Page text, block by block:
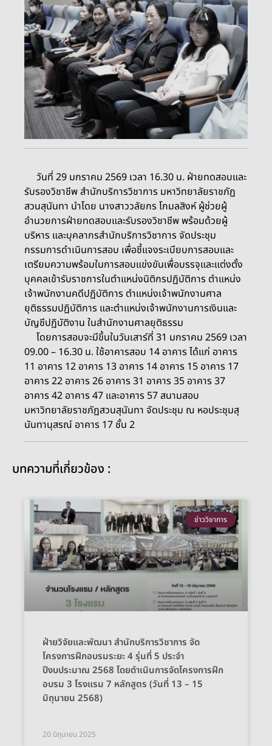
วันที่ 29 มกราคม 2569 เวลา 16.30 น. ฝ่ายทดสอบและ
รับรองวิชาชีพ สำนักบริการวิชาการ มหาวิทยาลัยราชภัฏ
สวนสุนันทา นำโดย นางสาววลัยกร โกมลสิงห์ ผู้ช่วยผู้
อำนวยการฝ่ายทดสอบและรับรองวิชาชีพ พร้อมด้วยผู้
บริหาร และบุคลากรสำนักบริการวิชาการ จัดประชุม
กรรมการดำเนินการสอบ เพื่อชี้แจงระเบียบการสอบและ
เตรียมความพร้อมในการสอบแข่งขันเพื่อบรรจุและแต่งตั้ง
บุคคลเข้ารับราชการในตำแหน่งนิติกรปฏิบัติการ ตำแหน่ง
เจ้าพนักงานคดีปฏิบัติการ ตำแหน่งเจ้าพนักงานศาล
ยุติธรรมปฏิบัติการ และตำแหน่งเจ้าพนักงานการเงินและ
บัญชีปฏิบัติงาน ในสำนักงานศาลยุติธรรม
โดยการสอบจะมีขึ้นในวันเสาร์ที่ 31 มกราคม 2569 เวลา
09.00 – 16.30 น. ใช้อาคารสอบ 14 อาคาร ได้แก่ อาคาร
11 อาคาร 12 อาคาร 13 อาคาร 14 อาคาร 15 อาคาร 17
อาคาร 22 อาคาร 26 อาคาร 31 อาคาร 35 อาคาร 37
อาคาร 42 อาคาร 47 และอาคาร 57 สนามสอบ
มหาวิทยาลัยราชภัฏสวนสุนันทา จัดประชุม ณ หอประชุมสุ
นันทานุสรณ์ อาคาร 17 ชั้น 2
บทความที่เกี่ยวข้อง :
ข่าววิชาการ
ฝ่ายวิจัยและพัฒนา สำนักบริการวิชาการ จัด
โครงการฝึกอบรมระยะ 4 รุ่นที่ 5 ประจำ
ปีงบประมาณ 2568 โดยดำเนินการจัดโครงการฝึก
อบรม 3 โรงแรม 7 หลักสูตร (วันที่ 13 – 15
มิถุนายน 2568)
20 มิถุนายน 2025